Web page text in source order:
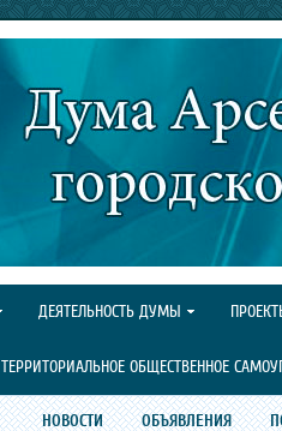
ДЕЯТЕЛЬНОСТЬ ДУМЫ
ТЕРРИТОРИАЛЬНОЕ ОБЩЕСТВЕННОЕ
НОВОСТИ ОБЪЯВЛЕНИЯ